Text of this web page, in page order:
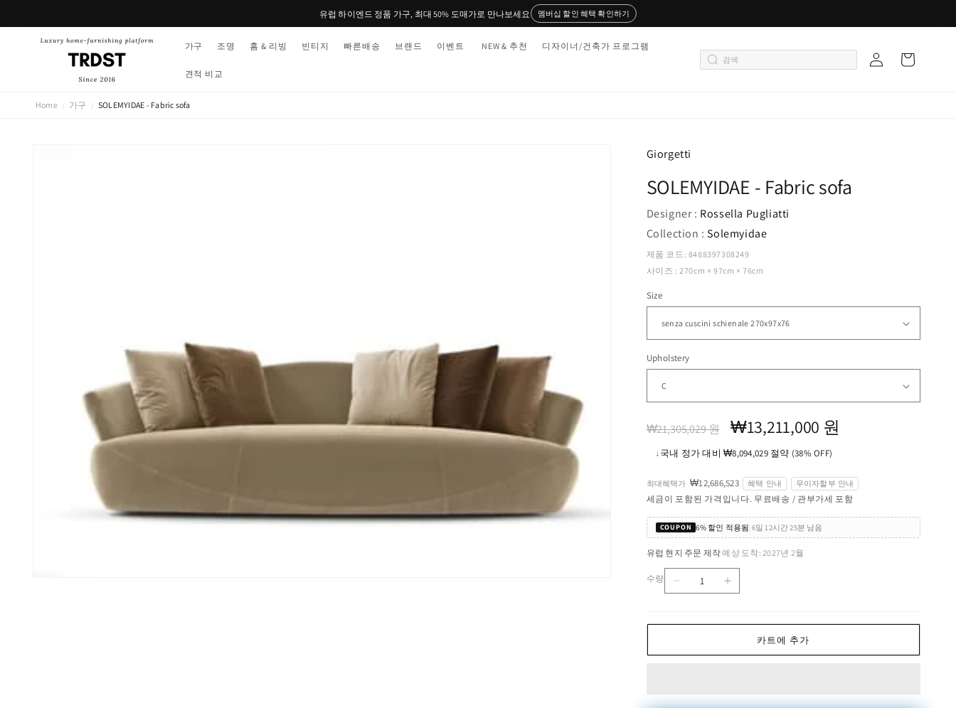
뛰기
유럽 하이엔드 정품 가구, 최대 50% 도매가로 만나보세요 멤버십 할인 혜택 확인하기
가구 조명 홈 & 리빙 빈티지 빠른배송 브랜드 이벤트 NEW & 추천 디자이너/건축가 프로그램
견적 비교
그
트
Home / 가구 / SOLEMYIDAE - Fabric sofa
Giorgetti
SOLEMYIDAE - Fabric sofa
Designer : Rossella Pugliatti
Collection : Solemyidae
제품 코드: 8488397308249
사이즈 : 270cm × 97cm × 76cm
Size
Upholstery
정
₩21,305,029 원
할
가
₩13,211,000 원
↓국내 정가 대비 ₩8,094,029 절약 (38% OFF)
최대혜택가 ₩12,686,523 혜택 안내 무이자할부 안내
세금이 포함된 가격입니다. 무료배송 / 관부가세 포함
COUPON 6% 할인 적용됨 6일 12시간 25분 남음
유럽 현지 주문 제작·예상 도착: 2027년 2월
수량
SOLEMYIDAE
임
SOLEMYIDAE
림
카트에 추가